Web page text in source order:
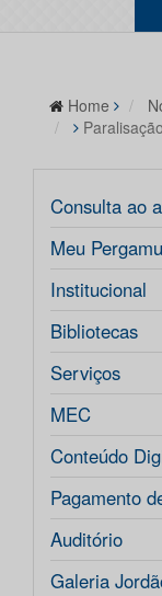
Home
Consulta ao
Meu
Institucional
Bibliotecas
Serviços
MEC
Conteúdo
Pagamento
Auditório
Galeria